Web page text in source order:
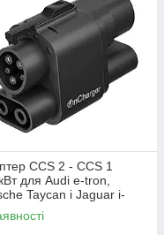
CCS 2 - CCS 1
для Audi e-tron,
Taycan і Jaguar i-
з США